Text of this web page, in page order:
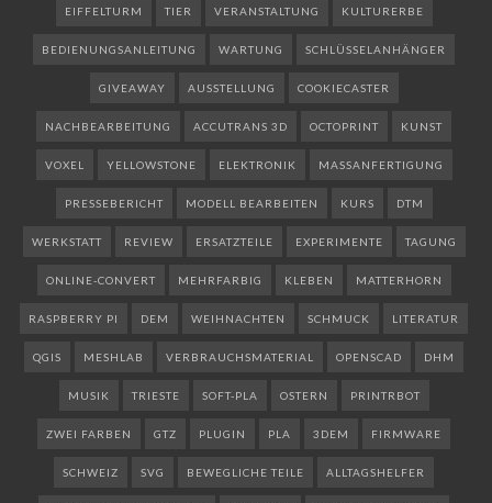
EIFFELTURM TIER VERANSTALTUNG KULTURERBE
BEDIENUNGSANLEITUNG WARTUNG SCHLÜSSELANHÄNGER
GIVEAWAY AUSSTELLUNG COOKIECASTER
NACHBEARBEITUNG ACCUTRANS 3D OCTOPRINT KUNST
VOXEL YELLOWSTONE ELEKTRONIK MASSANFERTIGUNG
PRESSEBERICHT MODELL BEARBEITEN KURS DTM
WERKSTATT REVIEW ERSATZTEILE EXPERIMENTE TAGUNG
ONLINE-CONVERT MEHRFARBIG KLEBEN MATTERHORN
RASPBERRY PI DEM WEIHNACHTEN SCHMUCK LITERATUR
QGIS MESHLAB VERBRAUCHSMATERIAL OPENSCAD DHM
MUSIK TRIESTE SOFT-PLA OSTERN PRINTRBOT
ZWEI FARBEN GTZ PLUGIN PLA 3DEM FIRMWARE
SCHWEIZ SVG BEWEGLICHE TEILE ALLTAGSHELFER